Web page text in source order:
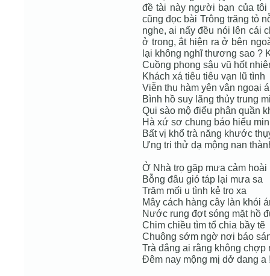
đề tài này người bạn của
cũng đọc bài Trông trăng tỏ
nghe, ai nấy đều nói lên cái
ở trong, ắt hiện ra ở bên
lại không nghĩ thương sao ?
Cuồng phong sậu vũ hốt
Khách xá tiêu tiêu vạn lũ tình
Viễn thụ hàm yên vân ngoại
Bình hồ suy lãng thủy trung
Qui sào mộ điểu phân quần
Hà xứ sơ chung báo hiểu
Bất vị khổ trà năng khước
Ưng tri thử dạ mộng nan
Ở Nhà trọ gặp mưa cảm hoài
Bỗng đâu gió táp lại mưa sa
Trăm mối u tình kẻ trọ xa
Mây cách hàng cây làn khói
Nước rung đợt sóng mặt hồ
Chim chiều tìm tổ chia bầy tẽ
Chuông sớm ngờ nơi báo
Trà đắng ai rằng không chợp
Đêm nay mộng mị dở dang a